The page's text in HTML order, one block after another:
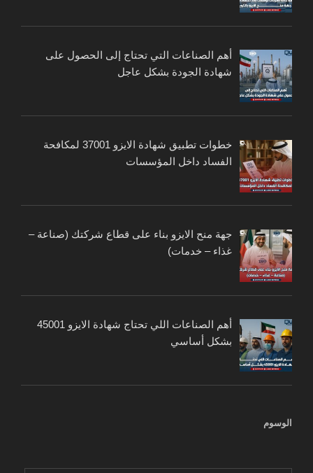
أهم الصناعات التي تحتاج إلى الحصول على
شهادة الجودة بشكل عاجل
خطوات تطبيق شهادة الايزو 37001 لمكافحة
الفساد داخل المؤسسات
جهة منح الايزو بناء على قطاع شركتك (صناعة –
غذاء – خدمات)
أهم الصناعات اللي تحتاج شهادة الايزو 45001
بشكل أساسي
الوسوم